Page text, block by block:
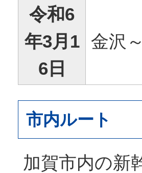
令和6
年3月1
6日
金沢
市内ルート
加賀市内の新